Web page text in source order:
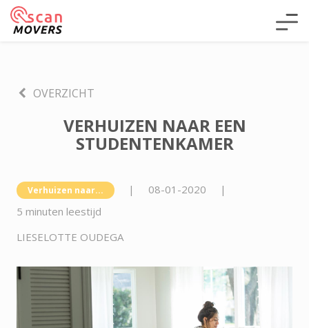
OVERZICHT
VERHUIZEN NAAR EEN
STUDENTENKAMER
Verhuizen naar... | 08-01-2020
|
5 minuten leestijd
LIESELOTTE OUDEGA